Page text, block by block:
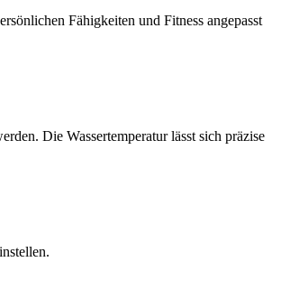
Fähigkeiten und Fitness angepasst
Die Wassertemperatur lässt sich präzise